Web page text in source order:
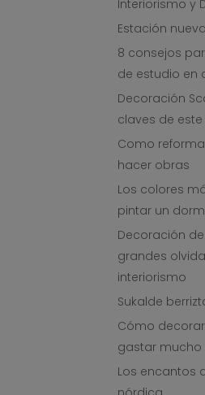
Interiorismo y
Estación
8 consejos
de estudio en
Decoración
claves de este
Como
hacer obras
Los colores
pintar un
Decoración
grandes
interiorismo
Sukalde
Cómo
gastar mucho
Los encantos